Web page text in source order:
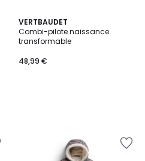
VERTBAUDET
Combi-pilote naissance
transformable
48,99 €